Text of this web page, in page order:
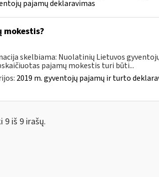
pajamų deklaravimas
skelbiama: Nuolatinių Lietuvos
pajamų mokestis turi būti...
2019 m. gyventojų pajamų ir turto
9 iš 9 irašų.